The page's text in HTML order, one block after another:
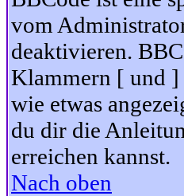
vom
deaktivieren.
Klammern [ und ]
wie etwas
du dir die
erreichen kannst.
Nach oben